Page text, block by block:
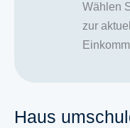
Wählen
zur
Haus